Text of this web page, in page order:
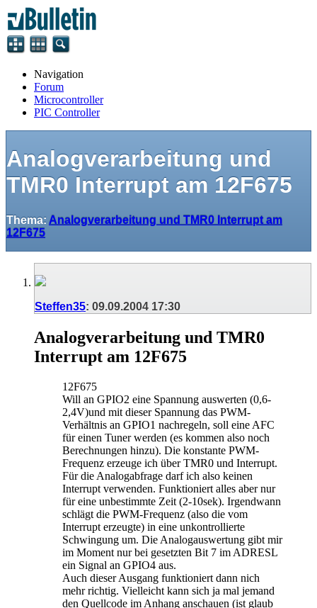
Navigation
Forum
Microcontroller
PIC Controller
Analogverarbeitung und
TMR0 Interrupt am 12F675
Thema: Analogverarbeitung und TMR0 Interrupt am
12F675
Steffen35: 09.09.2004 17:30
Analogverarbeitung und TMR0
Interrupt am 12F675
12F675
Will an GPIO2 eine Spannung auswerten (0,6-
2,4V)und mit dieser Spannung das PWM-
Verhältnis an GPIO1 nachregeln, soll eine AFC
für einen Tuner werden (es kommen also noch
Berechnungen hinzu). Die konstante PWM-
Frequenz erzeuge ich über TMR0 und Interrupt.
Für die Analogabfrage darf ich also keinen
Interrupt verwenden. Funktioniert alles aber nur
für eine unbestimmte Zeit (2-10sek). Irgendwann
schlägt die PWM-Frequenz (also die vom
Interrupt erzeugte) in eine unkontrollierte
Schwingung um. Die Analogauswertung gibt mir
im Moment nur bei gesetzten Bit 7 im ADRESL
ein Signal an GPIO4 aus.
Auch dieser Ausgang funktioniert dann nich
mehr richtig. Vielleicht kann sich ja mal jemand
den Quellcode im Anhang anschauen (ist glaub